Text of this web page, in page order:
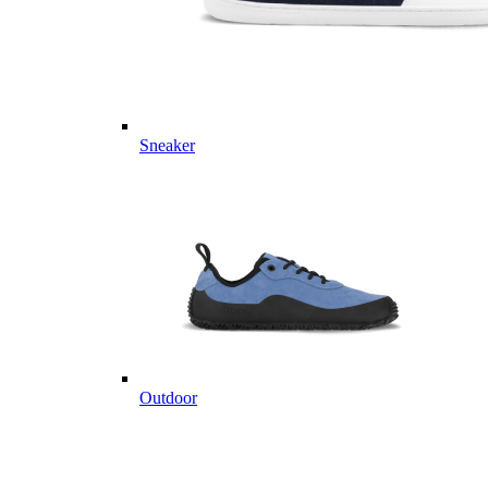
Sneaker
Outdoor